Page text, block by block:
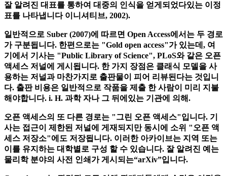
다페스트 오픈 액세스 읽기 | 2002 년 "부다페스트 오픈 액세
스 이니셔티브"의 선언은 운동의 중심적인 입장을 정리하고
잘 알려진 대표를 통하여 대중의 인식을 얻게되었다있는 이정
표를 나타냅니다 이니셔티브, 2002).
일반적으로 Suber (2007)에 따르면 Open Access에서는 두 경로
가 구분됩니다. 한편으로는 "Gold open access"가 있는데, 여
기에서 기사는 "Public Library of Science", PLoS와 같은 오픈
액세스 저널에 게시됩니다. 한 가지 장점은 클래식 모델을 사
다. 출판 비용은 일반적으로 작품을 제출 한 사람이 미리 지불
해야합니다. i. H. 과학 자나 그 뒤에있는 기관에 의해.
오픈 액세스의 또 다른 경로는 "그린 오픈 액세스"입니다. 기
사는 접근이 제한된 저널에 게재되지만 동시에 소위 "오픈 액